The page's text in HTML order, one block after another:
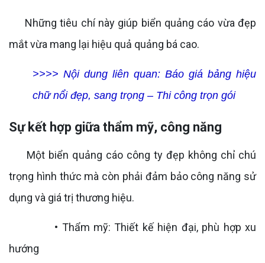
Những tiêu chí này giúp biển quảng cáo vừa đẹp
mắt vừa mang lại hiệu quả quảng bá cao.
>>>> Nội dung liên quan: Báo giá bảng hiệu
chữ nổi đẹp, sang trọng – Thi công trọn gói
Sự kết hợp giữa thẩm mỹ, công năng
Một biển quảng cáo công ty đẹp không chỉ chú
trọng hình thức mà còn phải đảm bảo công năng sử
dụng và giá trị thương hiệu.
• Thẩm mỹ: Thiết kế hiện đại, phù hợp xu
hướng